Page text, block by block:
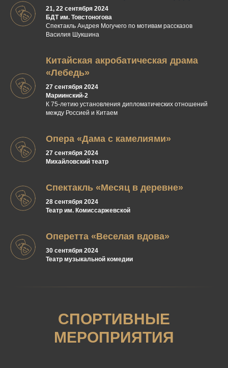
21, 22 сентября 2024
БДТ им. Товстоногова
Спектакль Андрея Могучего по мотивам рассказов
Василия Шукшина
Китайская акробатическая драма
«Лебедь»
27 сентября 2024
Мариинский-2
К 75-летию установления дипломатических отношений
между Россией и Китаем
Опера «Дама с камелиями»
27 сентября 2024
Михайловский театр
Спектакль «Месяц в деревне»
28 сентября 2024
Театр им. Комиссаржевской
Оперетта «Веселая вдова»
30 сентября 2024
Театр музыкальной комедии
СПОРТИВНЫЕ
МЕРОПРИЯТИЯ